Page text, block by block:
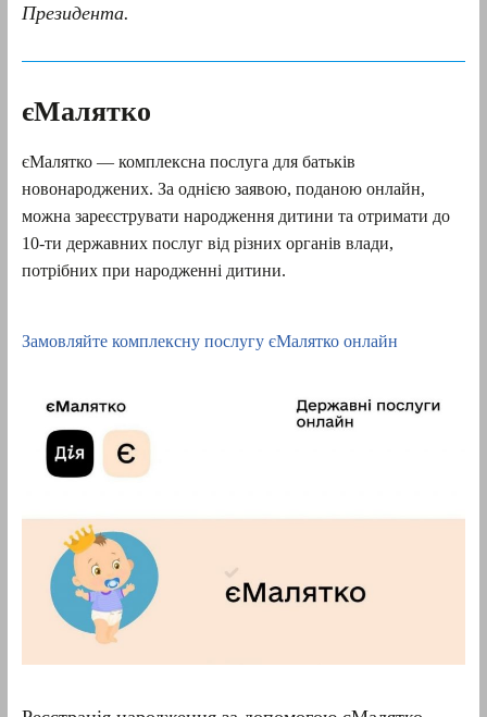
Президента.
єМалятко
єМалятко — комплексна послуга для батьків
новонароджених. За однією заявою, поданою онлайн,
можна зареєструвати народження дитини та отримати до
10-ти державних послуг від різних органів влади,
потрібних при народженні дитини.
Замовляйте комплексну послугу єМалятко онлайн